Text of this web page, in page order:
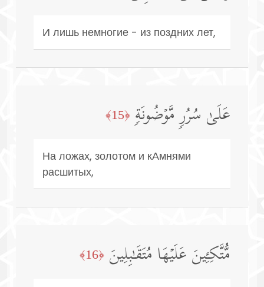
И лишь немногие - из поздних лет,
عَلَىٰ سُرُرࣲ مَّوۡضُونَةࣲ ﴿15﴾
На ложах, золотом и кАмнями
расшитых,
مُّتَّكِـِٔینَ عَلَیۡهَا مُتَقَـٰبِلِینَ ﴿16﴾